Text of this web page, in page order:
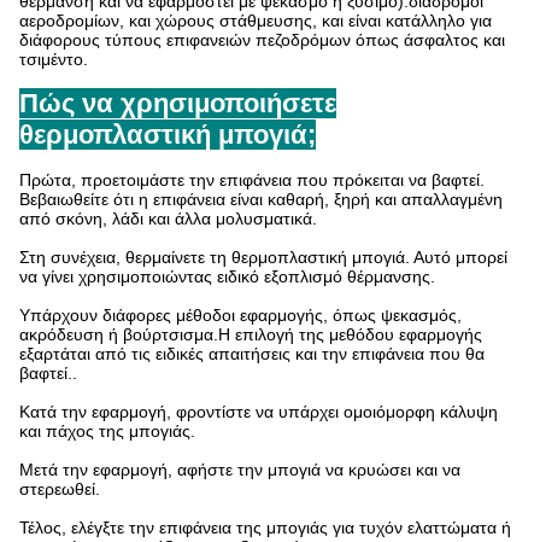
αεροδρομίων, και χώρους στάθμευσης, και είναι κατάλληλο για
διάφορους τύπους επιφανειών πεζοδρόμων όπως άσφαλτος και
τσιμέντο.
Πώς να χρησιμοποιήσετε
θερμοπλαστική μπογιά;
Πρώτα, προετοιμάστε την επιφάνεια που πρόκειται να βαφτεί.
Βεβαιωθείτε ότι η επιφάνεια είναι καθαρή, ξηρή και απαλλαγμένη
από σκόνη, λάδι και άλλα μολυσματικά.
Στη συνέχεια, θερμαίνετε τη θερμοπλαστική μπογιά. Αυτό μπορεί
να γίνει χρησιμοποιώντας ειδικό εξοπλισμό θέρμανσης.
Υπάρχουν διάφορες μέθοδοι εφαρμογής, όπως ψεκασμός,
ακρόδευση ή βούρτσισμα.Η επιλογή της μεθόδου εφαρμογής
εξαρτάται από τις ειδικές απαιτήσεις και την επιφάνεια που θα
βαφτεί..
Κατά την εφαρμογή, φροντίστε να υπάρχει ομοιόμορφη κάλυψη
και πάχος της μπογιάς.
Μετά την εφαρμογή, αφήστε την μπογιά να κρυώσει και να
στερεωθεί.
Τέλος, ελέγξτε την επιφάνεια της μπογιάς για τυχόν ελαττώματα ή